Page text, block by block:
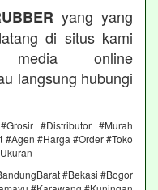
yang yang
di situs kami
online
langsung hubungi
#Distributor #Murah
#Harga #Order #Toko
#Bekasi #Bogor